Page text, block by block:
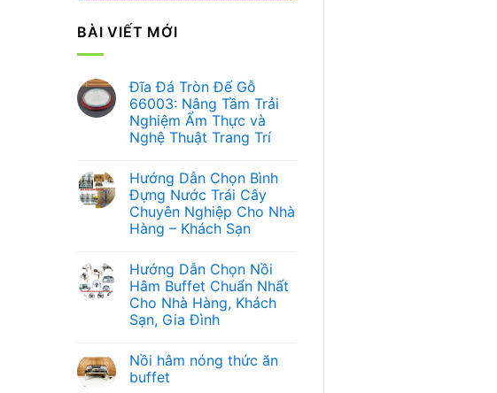
BÀI VIẾT MỚI
Đĩa Đá Tròn Đế Gỗ
66003: Nâng Tầm Trải
Nghiệm Ẩm Thực và
Nghệ Thuật Trang Trí
bình
luận
ở
Đĩa
Đá
Tròn
66003:
Nâng
Tầm
Trải
Nghiệm
Ẩm
Nghệ
Thuật
Trang
Hướng Dẫn Chọn Bình
Đựng Nước Trái Cây
Chuyên Nghiệp Cho Nhà
Hàng – Khách Sạn
bình
luận
ở
Hướng
Dẫn
Chọn
Nước
Trái
Cây
Hướng Dẫn Chọn Nồi
Hâm Buffet Chuẩn Nhất
Cho Nhà Hàng, Khách
Sạn, Gia Đình
bình
luận
ở
Nồi hâm nóng thức ăn
buffet